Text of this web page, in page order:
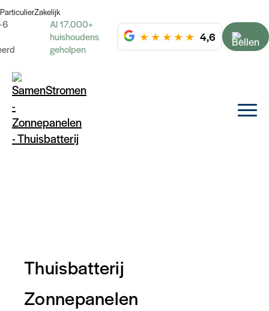
ParticulierZakelijk
6
Al 17.000+
huishoudens
geholpen
★ ★ ★ ★ ★ 4,6
Thuisbatterij
Zonnepanelen